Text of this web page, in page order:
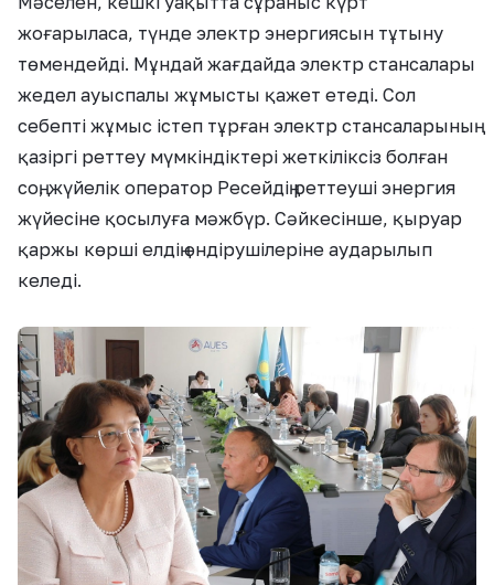
жоғарыласа, түнде электр энергиясын тұтыну
төмендейді. Мұндай жағдайда электр стансалары
жедел ауыспалы жұмысты қажет етеді. Сол
себепті жұмыс істеп тұрған электр стансаларының
қазіргі реттеу мүмкіндіктері жеткіліксіз болған
соң, жүйелік оператор Ресейдің реттеуші энергия
жүйесіне қосылуға мәжбүр. Сәйкесінше, қыруар
қаржы көрші елдің өндірушілеріне аударылып
келеді.